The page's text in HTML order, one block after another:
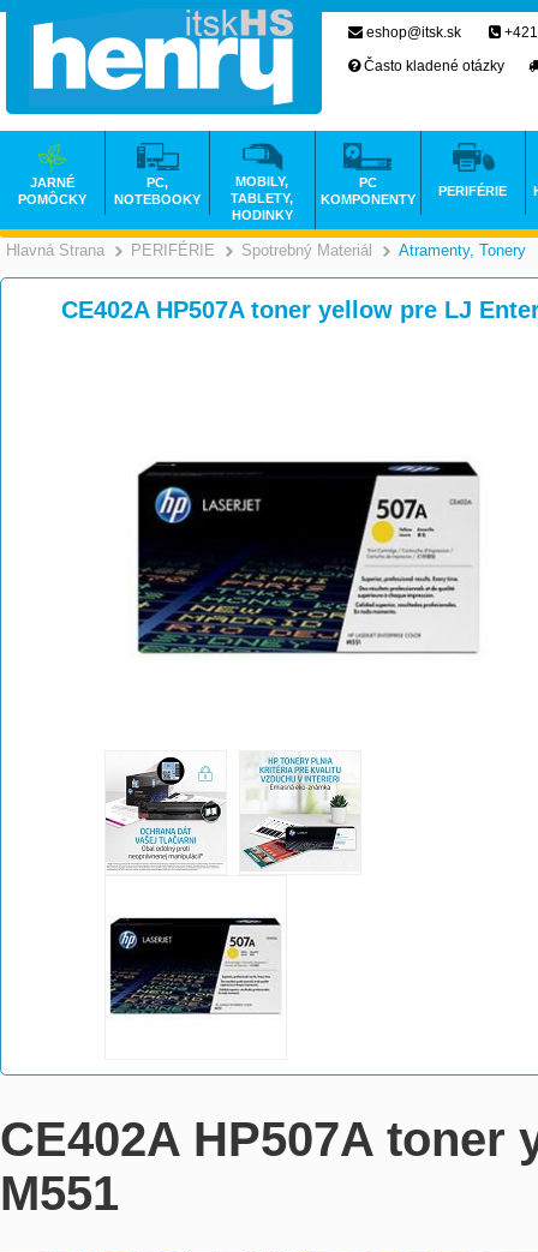
Hlavná Strana >
PERIFÉRIE >
Spotrebný Materiál >
Atramenty, Tonery
CE402A HP507A toner yellow pre LJ
CE402A HP507A
M551
eshop@itsk.sk
Často kladené otázky
JARNÉ
POMÔCKY
PC,
NOTEBOOKY
MOBILY,
TABLETY,
HODINKY
PC
KOMPONENTY
PERIFÉRIE